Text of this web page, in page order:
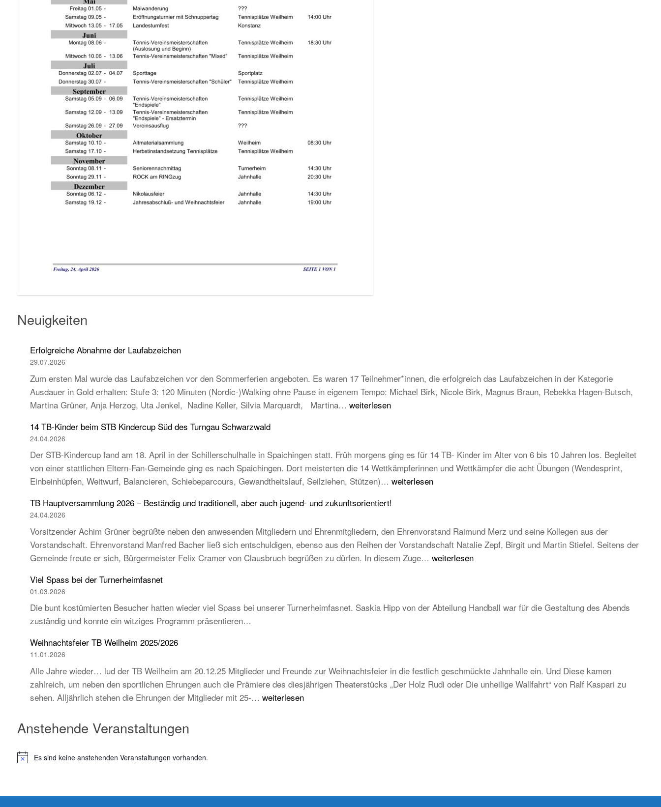
Neuigkeiten
Erfolgreiche Abnahme der Laufabzeichen
29.07.2026
Zum ersten Mal wurde das Laufabzeichen vor den Sommerferien angeboten. Es waren 17 Teilnehmer*innen, die erfolgreich das Laufabzeichen in der Kategorie
Ausdauer in Gold erhalten: Stufe 3: 120 Minuten (Nordic-)Walking ohne Pause in eigenem Tempo: Michael Birk, Nicole Birk, Magnus Braun, Rebekka Hagen-Butsch,
Martina Grüner, Anja Herzog, Uta Jenkel, Nadine Keller, Silvia Marquardt, Martina… Erfolgreiche
weiterlesen
14 TB-Kinder beim STB Kindercup Süd des Turngau Schwarzwald
24.04.2026
Der STB-Kindercup fand am 18. April in der Schillerschulhalle in Spaichingen statt. Früh morgens ging es für 14 TB- Kinder im Alter von 6 bis 10 Jahren los. Begleitet
von einer stattlichen Eltern-Fan-Gemeinde ging es nach Spaichingen. Dort meisterten die 14 Wettkämpferinnen und Wettkämpfer die acht Übungen (Wendesprint,
Einbeinhüpfen, Weitwurf, Balancieren, Schiebeparcours, Gewandtheitslauf, Seilziehen, Stützen)… 14
Kinder
STB
Kindercup
Süd
weiterlesen
TB Hauptversammlung 2026 – Beständig und traditionell, aber auch jugend- und zukunftsorientiert!
24.04.2026
Vorsitzender Achim Grüner begrüßte neben den anwesenden Mitgliedern und Ehrenmitgliedern, den Ehrenvorstand Raimund Merz und seine Kollegen aus der
Vorstandschaft. Ehrenvorstand Manfred Bacher ließ sich entschuldigen, ebenso aus den Reihen der Vorstandschaft Natalie Zepf, Birgit und Martin Stiefel. Seitens der
Gemeinde freute er sich, Bürgermeister Felix Cramer von Clausbruch begrüßen zu dürfen. In diesem Zuge… TB
Beständig
jugend-
und
weiterlesen
Viel Spass bei der Turnerheimfasnet
01.03.2026
Die bunt kostümierten Besucher hatten wieder viel Spass bei unserer Turnerheimfasnet. Saskia Hipp von der Abteilung Handball war für die Gestaltung des Abends
zuständig und konnte ein witziges Programm präsentieren…
Weihnachtsfeier TB Weilheim 2025/2026
11.01.2026
Alle Jahre wieder… lud der TB Weilheim am 20.12.25 Mitglieder und Freunde zur Weihnachtsfeier in die festlich geschmückte Jahnhalle ein. Und Diese kamen
zahlreich, um neben den sportlichen Ehrungen auch die Prämiere des diesjährigen Theaterstücks „Der Holz Rudi oder Die unheilige Wallfahrt“ von Ralf Kaspari zu
sehen. Alljährlich stehen die Ehrungen der Mitglieder mit 25-… Weihnachtsfeier
weiterlesen
Anstehende Veranstaltungen
H
w
Es sind keine anstehenden Veranstaltungen vorhanden.